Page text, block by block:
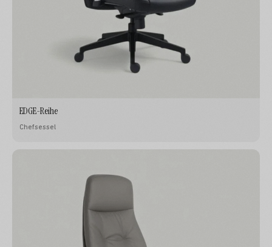
EDGE-Reihe
Chefsessel